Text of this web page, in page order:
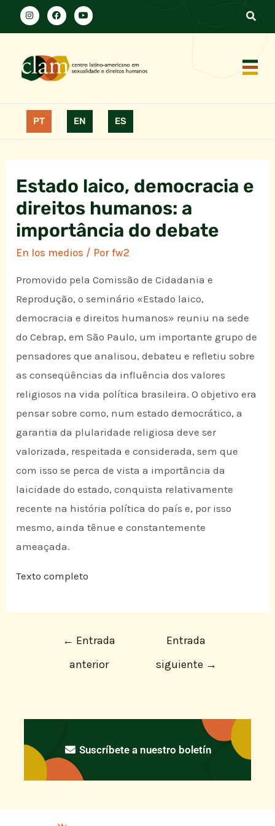
PT EN ES
Estado laico, democracia e
direitos humanos: a
importância do debate
En los medios / Porfw2
Promovido pela Comissão de Cidadania e
Reprodução, o seminário «Estado laico,
democracia e direitos humanos» reuniu na sede
do Cebrap, em São Paulo, um importante grupo de
pensadores que analisou, debateu e refletiu sobre
as conseqüências da influência dos valores
religiosos na vida política brasileira. O objetivo era
pensar sobre como, num estado democrático, a
garantia da plularidade religiosa deve ser
valorizada, respeitada e considerada, sem que
com isso se perca de vista a importância da
laicidade do estado, conquista relativamente
recente na história política do país e, por isso
mesmo, ainda tênue e constantemente
ameaçada.
Texto completo
← Entrada
anterior
Entrada
siguiente →
Suscríbete a nuestro boletín